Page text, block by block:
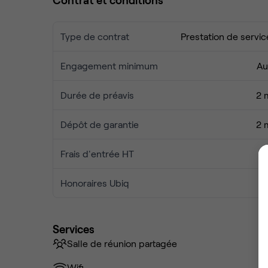
Type de contrat Prestation de
Engagement minimum
Durée de préavis 2
Dépôt de garantie 2
Frais d'entrée HT
Honoraires Ubiq
Services
Salle de réunion partagée